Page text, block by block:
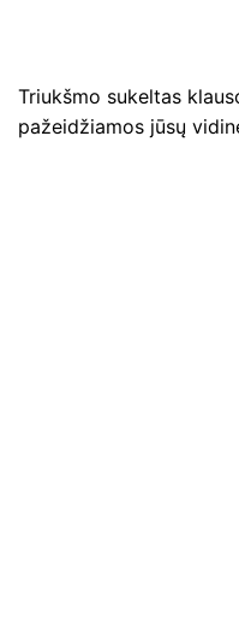
Triukšmo sukeltas
pažeidžiamos jūsų